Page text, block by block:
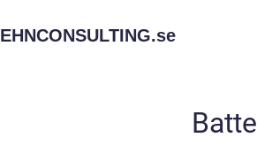
EHNCONSULTING.se